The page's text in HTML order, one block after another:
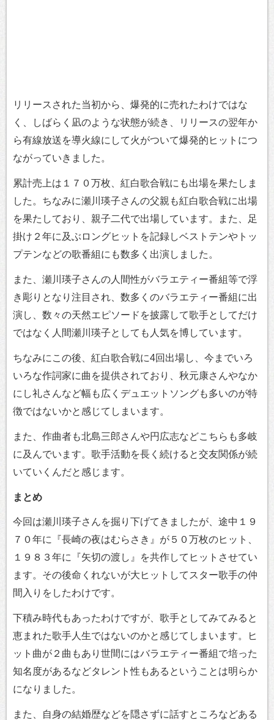
リリースされた当初から、爆発的に売れたわけではな
く、しばらく凪のような状態が続き、リリースの翌年か
ら有線放送を導火線にして火がついて爆発的ヒットにつ
ながっていきました。
累計売上は１７０万枚、紅白歌合戦にも出場を果たしま
した。ちなみに瀬川瑛子さんの父親も紅白歌合戦に出場
を果たしており、親子二代で出場しています。また、足
掛け２年に及ぶロングヒットを記録しベストテンやトッ
プテンなどの歌番組にも数多く出演しました。
また、瀬川瑛子さんの人間性がバラエティー番組等で浮
き彫りとなり注目され、数多くのバラエティー番組に出
演し、数々の天然エピソードを披露して歌手としてだけ
ではなく人間瀬川瑛子としても人気を博しています。
ちなみにこの後、紅白歌合戦に4回出場し、今までいろ
いろな作詞家に曲を提供されており、秋元康さんやなか
にし礼さんなど幅も広くデュエットソングも多いのが特
徴ではないかと感じてしまいます。
また、作曲者も北島三郎さんや円広志などこちらも多岐
に及んでいます。歌手活動を長く続けると交友関係が続
いていくんだと感じます。
まとめ
今回は瀬川瑛子さんを掘り下げてきましたが、途中１９
７０年に『長崎の夜はむらさき』が５０万枚のヒット、
１９８３年に『矢切の渡し』を共作してヒットさせてい
ます。その後命くれないが大ヒットしてスター歌手の仲
間入りをしたわけです。
下積み時代もあったわけですが、歌手としてみてみると
恵まれた歌手人生ではないのかと感じてしまいます。ヒ
ット曲が２曲もあり世間にはバラエティー番組で培った
知名度があるなどタレント性もあるということは明らか
になりました。
また、自身の結婚歴などを隠さずに話すところなどある